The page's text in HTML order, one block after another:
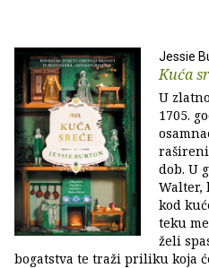
Jessie
Kuća
U
1705.
dob. U
Walter,
kod
teku
želi
bogatstva te traži priliku koja